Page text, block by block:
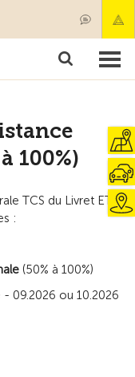
100%)
TCS du Livret ETI
:
(50% à 100%)
09.2026 ou 10.2026